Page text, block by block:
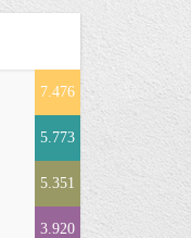
7.476
5.773
5.351
3.920